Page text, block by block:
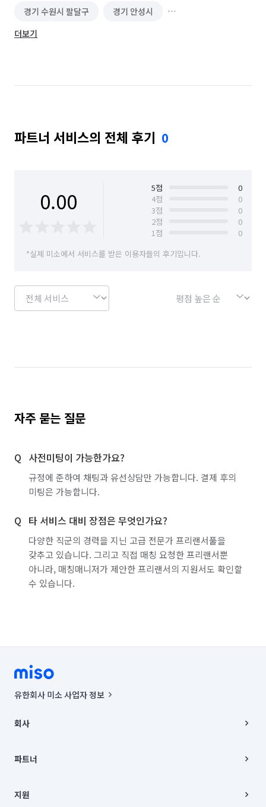
경기 수원시 팔달구 경기 안성시
경기 용인시 기흥구
대전 유성구 충남 당진시 충남 아산시
충남 천안시 서북구 충북 증평군
경기 화성시 동탄구
경기 화성시 효행구 경기 화성시 만세구
더보기
파트너 서비스의 전체 후기 0
0.00 5점
0
4점
0
3점
0
2점
0
1점
0
*실제 미소에서 서비스를 받은 이용자들의 후기입니다.
자주 묻는 질문
사전미팅이 가능한가요?
규정에 준하여 채팅과 유선상담만 가능합니다. 결제 후의
미팅은 가능합니다.
타 서비스 대비 장점은 무엇인가요?
다양한 직군의 경력을 지닌 고급 전문가 프리랜서풀을
갖추고 있습니다. 그리고 직접 매칭 요청한 프리랜서뿐
아니라, 매칭매니저가 제안한 프리랜서의 지원서도 확인할
수 있습니다.
유한회사 미소 사업자 정보
00019 |
주소 | 본사: 서울특별시 종로구 율곡로 6(중학동, 트윈트리빌딩) B동 5층
컨택센터 : 서울특별시 종로구 수송동 율곡로 24, 7층, 8층 미소
상품, 상품정보, 거래에 관한 의무와 책임은 거래당사자에게 있습니다.
언론 보도 관련 문의:
회사
채용
파트너
이사
지원